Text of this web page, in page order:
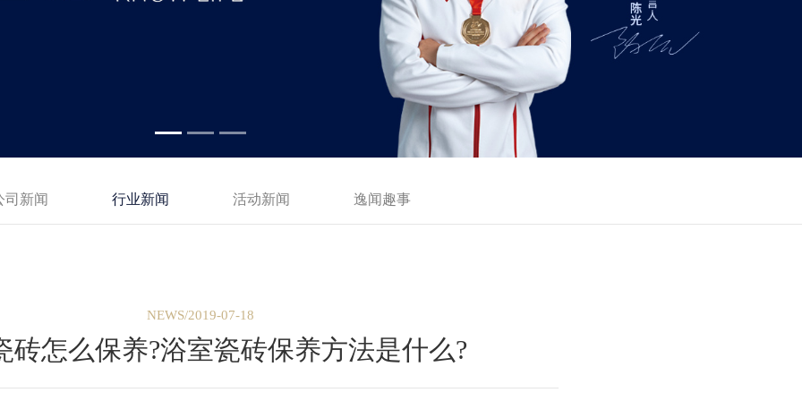
司新闻 行业新闻 活动新闻 逸闻趣事
NEWS/2019-07-18
砖怎么保养?浴室瓷砖保养方法是什么?